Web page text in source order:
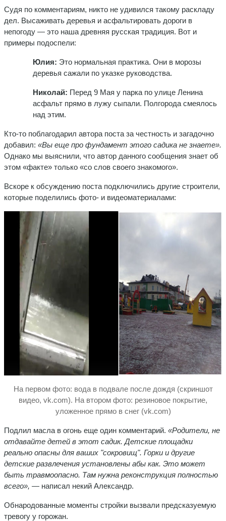
Судя по комментариям, никто не удивился такому раскладу
дел. Высаживать деревья и асфальтировать дороги в
непогоду — это наша древняя русская традиция. Вот и
примеры подоспели:
Юлия: Это нормальная практика. Они в морозы
деревья сажали по указке руководства.
Николай: Перед 9 Мая у парка по улице Ленина
асфальт прямо в лужу сыпали. Полгорода смеялось
над этим.
Кто-то поблагодарил автора поста за честность и загадочно
добавил: «Вы еще про фундамент этого садика не знаете».
Однако мы выяснили, что автор данного сообщения знает об
этом «факте» только «со слов своего знакомого».
Вскоре к обсуждению поста подключились другие строители,
которые поделились фото- и видеоматериалами:
На первом фото: вода в подвале после дождя (скриншот
видео, vk.com). На втором фото: резиновое покрытие,
уложенное прямо в снег (vk.com)
Подлил масла в огонь еще один комментарий. «Родители, не
отдавайте детей в этот садик. Детские площадки
реально опасны для ваших "сокровищ". Горки и другие
детские развлечения установлены абы как. Это может
быть травмоопасно. Там нужна реконструкция полностью
всего», — написал некий Александр.
Обнародованные моменты стройки вызвали предсказуемую
тревогу у горожан.